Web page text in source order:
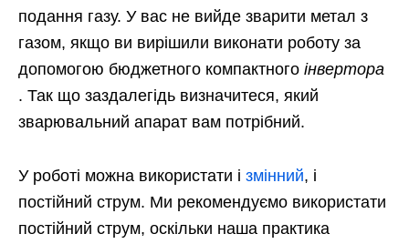
подання газу. У вас не вийде зварити метал з
газом, якщо ви вирішили виконати роботу за
допомогою бюджетного компактного інвертора
. Так що заздалегідь визначитеся, який
зварювальний апарат вам потрібний.
У роботі можна використати і змінний, і
постійний струм. Ми рекомендуємо використати
постійний струм, оскільки наша практика